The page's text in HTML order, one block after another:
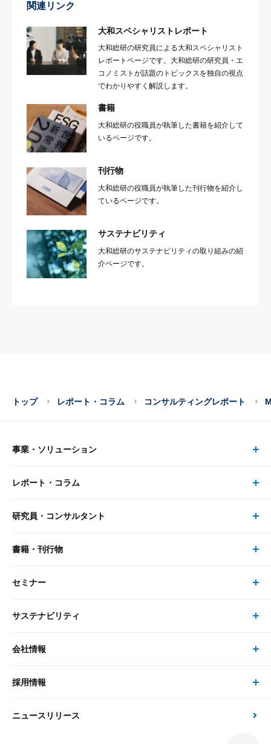
関連リンク
大和スペシャリストレポート
大和総研の研究員による大和スペシャリスト
レポートページです。大和総研の研究員・エ
コノミストが話題のトピックスを独自の視点
でわかりやすく解説します。
書籍
大和総研の役職員が執筆した書籍を紹介して
いるページです。
刊行物
大和総研の役職員が執筆した刊行物を紹介し
ているページです。
サステナビリティ
大和総研のサステナビリティの取り組みの紹
介ページです。
トップ レポート・コラム コンサルティングレポート
事業・ソリューション
事業・ソリューション トップ
リサーチ
大和総研の強み
先端テクノロジーに基づく新たな価値の創出
レポート・コラム
レポート・コラム トップ
最新のレポート・コラム
政策分析
研究員・コンサルタント
研究員・コンサルタント トップ
研究員
書籍・刊行物
書籍・刊行物 トップ
書籍
セミナー
セミナー トップ
現在受付中のセミナー・イベント
サステナビリティ
サステナビリティの取り組み
次世代社会への貢献
会社情報
会社情報 トップ
会社概要・役員一覧
採用情報
採用情報 トップ
ニュースリリース